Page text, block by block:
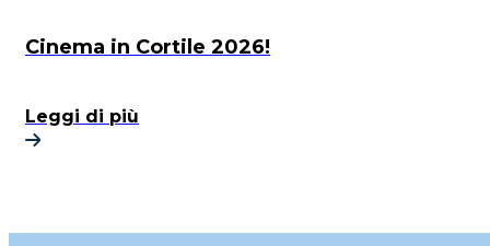
Cinema in Cortile 2026!
Leggi di più